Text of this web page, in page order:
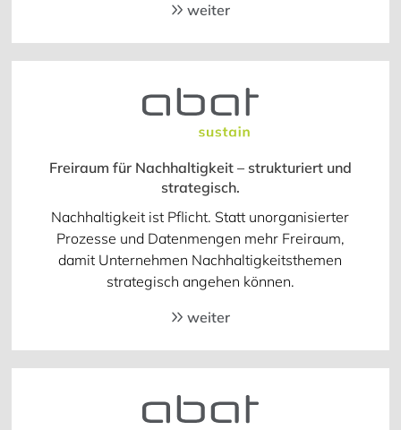
weiter
Freiraum für Nachhaltigkeit – strukturiert und
strategisch.
Nachhaltigkeit ist Pflicht. Statt unorganisierter
Prozesse und Datenmengen mehr Freiraum,
damit Unternehmen Nachhaltigkeitsthemen
strategisch angehen können.
weiter